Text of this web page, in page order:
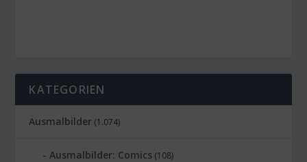
KATEGORIEN
Ausmalbilder (1.074)
Ausmalbilder: Comics (108)